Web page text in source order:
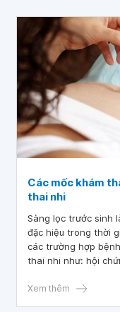
Các mốc khám
thai nhi
Sàng lọc trước sinh
đặc hiệu trong thời
các trường hợp
thai nhi như: hội
mốc sàng lọc trước
Xem thêm